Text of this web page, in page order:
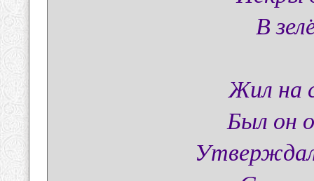
В
Жил на
Был он